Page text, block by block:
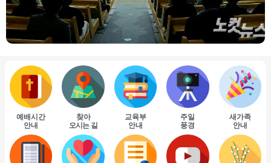
예배시간
안내
찾아
오시는 길
교육부
안내
주일
풍경
새가족
안내